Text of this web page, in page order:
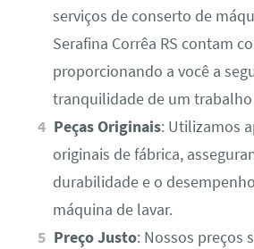
serviços de conserto de
Serafina Corrêa RS contam
proporcionando a você a
tranquilidade de um
Peças Originais: Utilizamos
originais de fábrica,
durabilidade e o
máquina de lavar.
Preço Justo: Nossos preços